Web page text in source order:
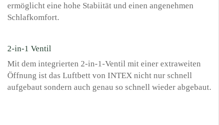
ermöglicht eine hohe Stabiität und einen angenehmen
Schlafkomfort.
2-in-1 Ventil
Mit dem integrierten 2-in-1-Ventil mit einer extraweiten
Öffnung ist das Luftbett von INTEX nicht nur schnell
aufgebaut sondern auch genau so schnell wieder abgebaut.